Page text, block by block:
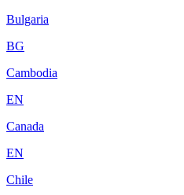
Bulgaria
BG
Cambodia
EN
Canada
EN
Chile